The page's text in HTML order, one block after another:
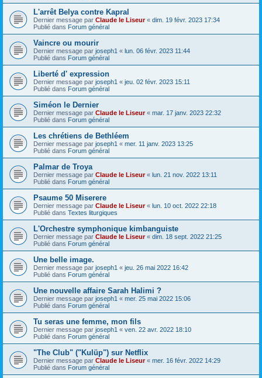
L'arrêt Belya contre Kapral
Dernier message par Claude le Liseur« dim. 19 févr. 2023 17:34
Publié dans Forum général
Vaincre ou mourir
Dernier message par joseph1 « lun. 06 févr. 2023 11:44
Publié dans Forum général
Liberté d' expression
Dernier message par joseph1 « jeu. 02 févr. 2023 15:11
Publié dans Forum général
Siméon le Dernier
Dernier message par Claude le Liseur« mar. 17 janv. 2023 22:32
Publié dans Forum général
Les chrétiens de Bethléem
Dernier message par joseph1 « mer. 11 janv. 2023 13:25
Publié dans Forum général
Palmar de Troya
Dernier message par Claude le Liseur« lun. 21 nov. 2022 13:11
Publié dans Forum général
Psaume 50 Miserere
Dernier message par Claude le Liseur« lun. 10 oct. 2022 22:18
Publié dans Textes liturgiques
L'Orchestre symphonique kimbanguiste
Dernier message par Claude le Liseur« dim. 18 sept. 2022 21:25
Publié dans Forum général
Une belle image.
Dernier message par joseph1 « jeu. 26 mai 2022 16:42
Publié dans Forum général
Une nouvelle affaire Sarah Halimi ?
Dernier message par joseph1 « mer. 25 mai 2022 15:06
Publié dans Forum général
Tu seras une femme, mon fils
Dernier message par joseph1 « ven. 22 avr. 2022 18:10
Publié dans Forum général
"The Club" ("Kulüp") sur Netflix
Dernier message par Claude le Liseur« mer. 16 févr. 2022 14:29
Publié dans Forum général